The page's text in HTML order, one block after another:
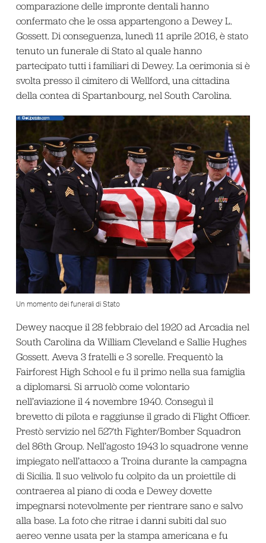
comparazione delle impronte dentali hanno
confermato che le ossa appartengono a Dewey L.
Gossett. Di conseguenza, lunedì 11 aprile 2016, è stato
tenuto un funerale di Stato al quale hanno
partecipato tutti i familiari di Dewey. La cerimonia si è
svolta presso il cimitero di Wellford, una cittadina
della contea di Spartanbourg, nel South Carolina.
Un momento dei funerali di Stato
Dewey nacque il 28 febbraio del 1920 ad Arcadia nel
South Carolina da William Cleveland e Sallie Hughes
Gossett. Aveva 3 fratelli e 3 sorelle. Frequentò la
Fairforest High School e fu il primo nella sua famiglia
a diplomarsi. Si arruolò come volontario
nell’aviazione il 4 novembre 1940. Conseguì il
brevetto di pilota e raggiunse il grado di Flight Officer.
Prestò servizio nel 527th Fighter/Bomber Squadron
del 86th Group. Nell’agosto 1943 lo squadrone venne
impiegato nell’attacco a Troina durante la campagna
di Sicilia. Il suo velivolo fu colpito da un proiettile di
contraerea al piano di coda e Dewey dovette
impegnarsi notevolmente per rientrare sano e salvo
alla base. La foto che ritrae i danni subiti dal suo
aereo venne usata per la stampa americana e fu